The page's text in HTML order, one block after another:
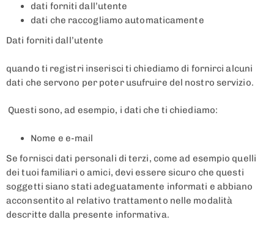
dati forniti dall’utente
dati che raccogliamo automaticamente
Dati forniti dall’utente
quando ti registri inserisci ti chiediamo di fornirci alcuni
dati che servono per poter usufruire del nostro servizio.
Questi sono, ad esempio, i dati che ti chiediamo:
Nome e e-mail
Se fornisci dati personali di terzi, come ad esempio quelli
dei tuoi familiari o amici, devi essere sicuro che questi
soggetti siano stati adeguatamente informati e abbiano
acconsentito al relativo trattamento nelle modalità
descritte dalla presente informativa.